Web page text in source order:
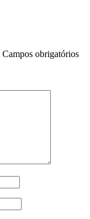
Campos obrigatórios